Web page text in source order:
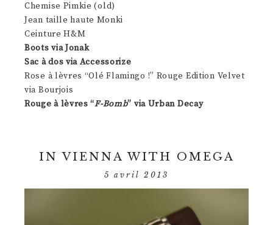
Chemise Pimkie (old)
Jean taille haute Monki
Ceinture H&M
Boots via Jonak
Sac à dos via Accessorize
Rose à lèvres “Olé Flamingo !” Rouge Edition Velvet
via Bourjois
Rouge à lèvres “F-Bomb” via Urban Decay
IN VIENNA WITH OMEGA
5 avril 2013